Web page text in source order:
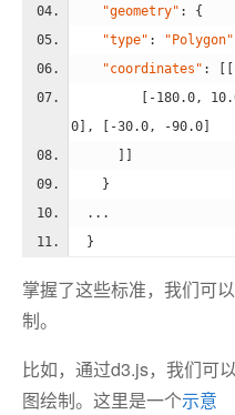
"geometry" : {
"type" : "Polygon"
"coordinates" : [[
         [-
180.0,
0 ], [-30.0, -90.0
    }
  ...
  }
掌握了这些标准，我们可
制。
比如，通过d3.js，我们可
图绘制。这里是一个示意